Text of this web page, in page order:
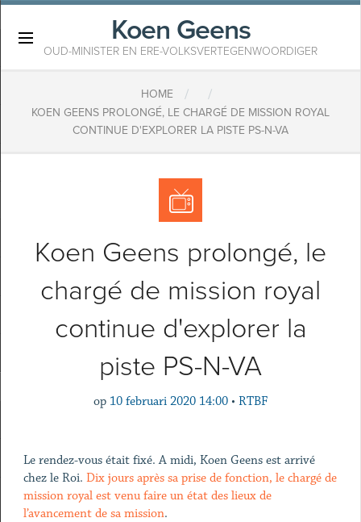
Koen Geens
OUD-MINISTER EN ERE-VOLKSVERTEGENWOORDIGER
HOME / /
KOEN GEENS PROLONGÉ, LE CHARGÉ DE MISSION ROYAL
CONTINUE D'EXPLORER LA PISTE PS-N-VA
Koen Geens prolongé, le
chargé de mission royal
continue d'explorer la
piste PS-N-VA
op 10 februari 2020 14:00 • RTBF
Le rendez-vous était fixé. A midi, Koen Geens est arrivé
chez le Roi. Dix jours après sa prise de fonction, le chargé de
mission royal est venu faire un état des lieux de
l’avancement de sa mission.